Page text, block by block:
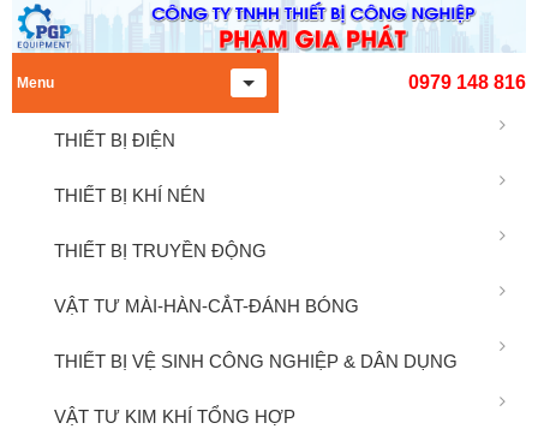
0979 148 816
Menu
THIẾT BỊ ĐIỆN
THIẾT BỊ KHÍ NÉN
THIẾT BỊ TRUYỀN ĐỘNG
VẬT TƯ MÀI-HÀN-CẮT-ĐÁNH BÓNG
THIẾT BỊ VỆ SINH CÔNG NGHIỆP & DÂN DỤNG
VẬT TƯ KIM KHÍ TỔNG HỢP